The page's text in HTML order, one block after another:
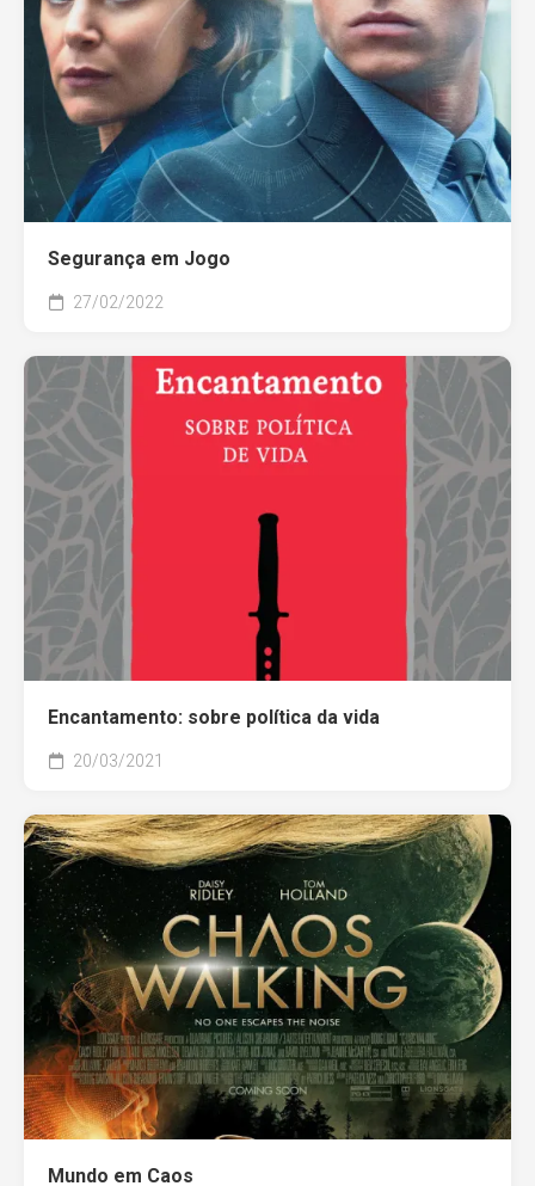
Segurança em Jogo
27/02/2022
Encantamento: sobre política da vida
20/03/2021
Mundo em Caos